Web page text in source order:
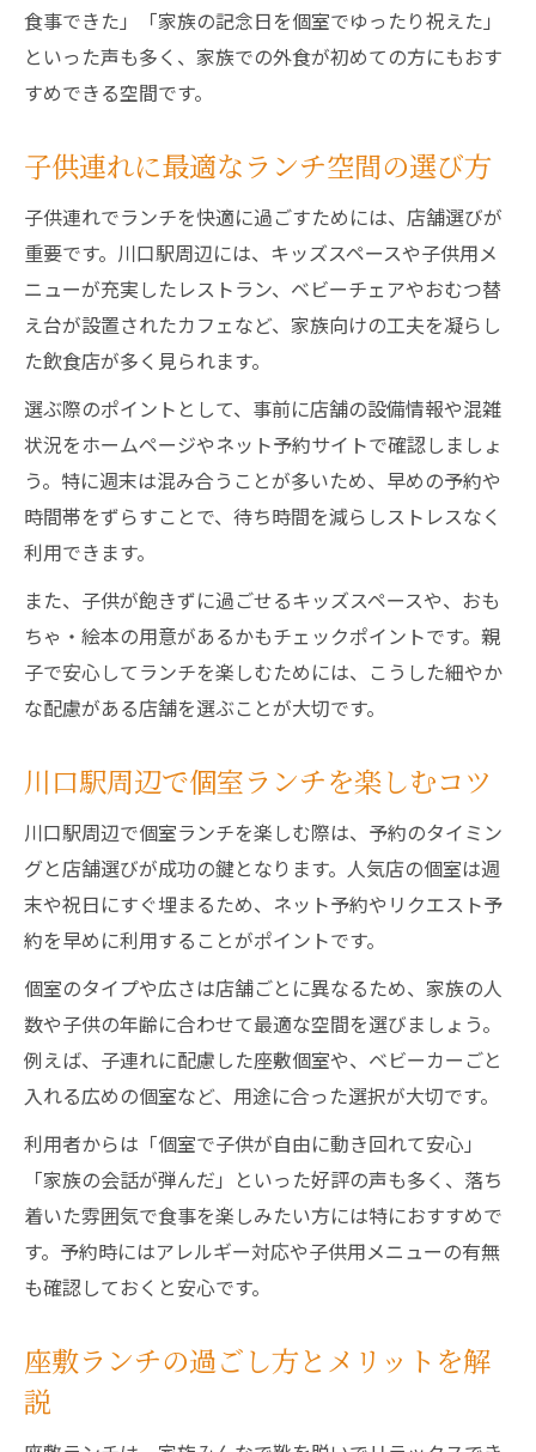
食事できた」「家族の記念日を個室でゆったり祝えた」
といった声も多く、家族での外食が初めての方にもおす
すめできる空間です。
子供連れに最適なランチ空間の選び方
子供連れでランチを快適に過ごすためには、店舗選びが
重要です。川口駅周辺には、キッズスペースや子供用メ
ニューが充実したレストラン、ベビーチェアやおむつ替
え台が設置されたカフェなど、家族向けの工夫を凝らし
た飲食店が多く見られます。
選ぶ際のポイントとして、事前に店舗の設備情報や混雑
状況をホームページやネット予約サイトで確認しましょ
う。特に週末は混み合うことが多いため、早めの予約や
時間帯をずらすことで、待ち時間を減らしストレスなく
利用できます。
また、子供が飽きずに過ごせるキッズスペースや、おも
ちゃ・絵本の用意があるかもチェックポイントです。親
子で安心してランチを楽しむためには、こうした細やか
な配慮がある店舗を選ぶことが大切です。
川口駅周辺で個室ランチを楽しむコツ
川口駅周辺で個室ランチを楽しむ際は、予約のタイミン
グと店舗選びが成功の鍵となります。人気店の個室は週
末や祝日にすぐ埋まるため、ネット予約やリクエスト予
約を早めに利用することがポイントです。
個室のタイプや広さは店舗ごとに異なるため、家族の人
数や子供の年齢に合わせて最適な空間を選びましょう。
例えば、子連れに配慮した座敷個室や、ベビーカーごと
入れる広めの個室など、用途に合った選択が大切です。
利用者からは「個室で子供が自由に動き回れて安心」
「家族の会話が弾んだ」といった好評の声も多く、落ち
着いた雰囲気で食事を楽しみたい方には特におすすめで
す。予約時にはアレルギー対応や子供用メニューの有無
も確認しておくと安心です。
座敷ランチの過ごし方とメリットを解
説